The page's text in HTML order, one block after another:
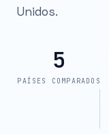
Unidos.
5
PAÍSES COMPARADOS